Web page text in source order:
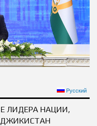
Русский
ЛИДЕРА НАЦИИ,